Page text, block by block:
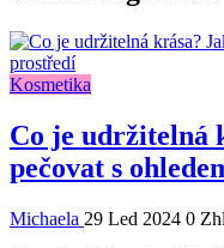
Kosmetika
Co je udržitelná
pečovat s
Michaela 29 Led 2024 0